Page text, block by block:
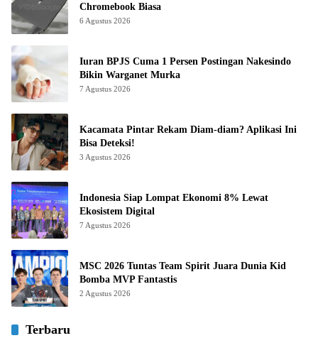
Chromebook Biasa
6 Agustus 2026
Iuran BPJS Cuma 1 Persen Postingan Nakesindo
Bikin Warganet Murka
7 Agustus 2026
Kacamata Pintar Rekam Diam-diam? Aplikasi Ini
Bisa Deteksi!
3 Agustus 2026
Indonesia Siap Lompat Ekonomi 8% Lewat
Ekosistem Digital
7 Agustus 2026
MSC 2026 Tuntas Team Spirit Juara Dunia Kid
Bomba MVP Fantastis
2 Agustus 2026
Terbaru